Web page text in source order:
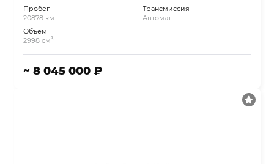
Пробег
20878 км.
Объём
2998 см3
Трансмиссия
Автомат
~ 8 045 000 ₽